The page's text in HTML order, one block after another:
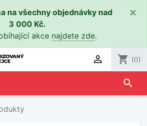
na všechny objednávky nad
3 000 Kč.
akce najdete zde.
×
 shopping_cart (0)
search